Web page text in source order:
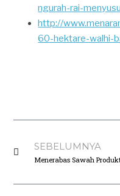
ngurah-rai-
http://
60-hektare-walhi-
SEBELUMNYA